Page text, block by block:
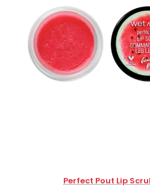
Perfect Pout Lip